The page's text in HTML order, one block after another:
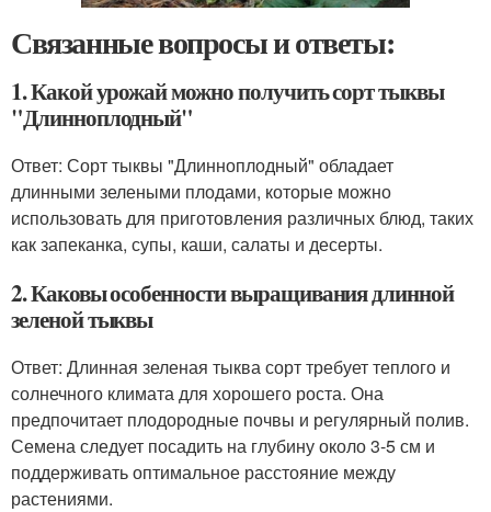
Связанные вопросы и ответы:
1. Какой урожай можно получить сорт тыквы
"Длинноплодный"
Ответ: Сорт тыквы "Длинноплодный" обладает
длинными зелеными плодами, которые можно
использовать для приготовления различных блюд, таких
как запеканка, супы, каши, салаты и десерты.
2. Каковы особенности выращивания длинной
зеленой тыквы
Ответ: Длинная зеленая тыква сорт требует теплого и
солнечного климата для хорошего роста. Она
предпочитает плодородные почвы и регулярный полив.
Семена следует посадить на глубину около 3-5 см и
поддерживать оптимальное расстояние между
растениями.